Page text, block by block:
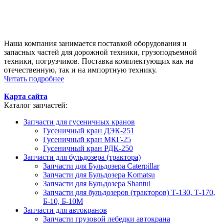
Наша компания занимается поставкой оборудования и
запасных частей для дорожной техники, грузоподъемной
техники, погрузчиков. Поставка комплектующих как на
отечественную, так и на импортную технику.
Читать подробнее
Карта сайта
Каталог запчастей:
Запчасти для гусеничных кранов
Гусеничный кран ДЭК-251
Гусеничный кран МКГ-25
Гусеничный кран РДК-250
Запчасти для бульдозера (трактора)
Запчасти для Бульдозера Caterpillar
Запчасти для Бульдозера Komatsu
Запчасти для Бульдозера Shantui
Запчасти для бульдозеров (тракторов) Т-130, Т-170,
Б-10, Б-10М
Запчасти для автокранов
Запчасти грузовой лебедки автокрана